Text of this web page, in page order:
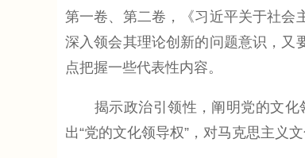
第一卷、第二卷，《习近平关于社会
深入领会其理论创新的问题意识，又
点把握一些代表性内容。
揭示政治引领性，阐明党的文化
出“党的文化领导权”，对马克思主义